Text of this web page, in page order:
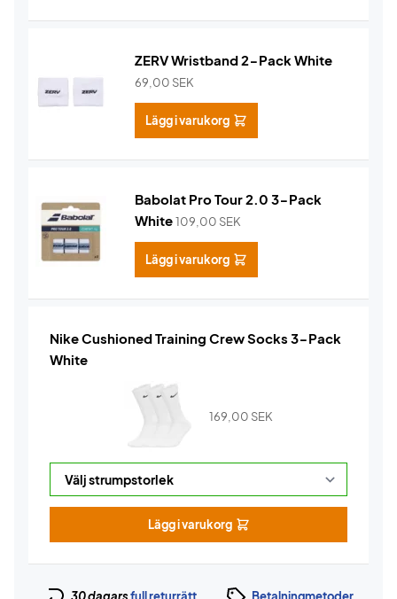
ZERV Wristband 2-Pack White
69,00 SEK
Lägg i varukorg
Babolat Pro Tour 2.0 3-Pack
White109,00 SEK
Lägg i varukorg
Nike Cushioned Training Crew Socks 3-Pack
White
169,00 SEK
Lägg i varukorg
30 dagarsfull returrätt Betalningmetoder